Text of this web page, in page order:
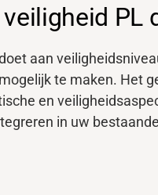
PL
aan
te maken. Het
en
in uw